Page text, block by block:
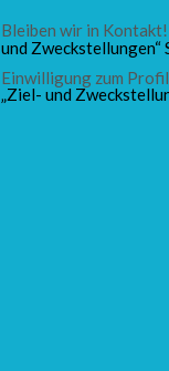
Bleiben wir in
und
Einwilligung zum
„Ziel- und